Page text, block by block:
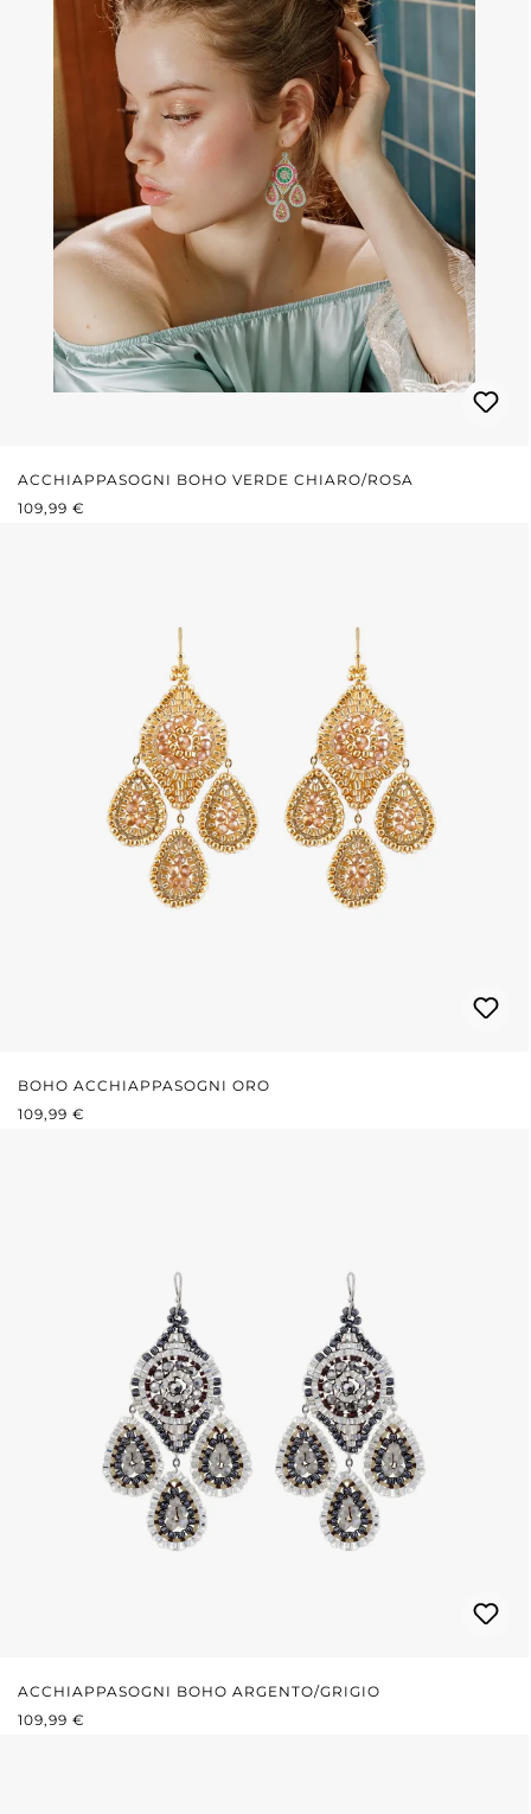
ACCHIAPPASOGNI BOHO VERDE CHIARO/ROSA
PREZZO NORMALE:
109,99 €
BOHO ACCHIAPPASOGNI ORO
PREZZO NORMALE:
109,99 €
ACCHIAPPASOGNI BOHO ARGENTO/GRIGIO
PREZZO NORMALE:
109,99 €